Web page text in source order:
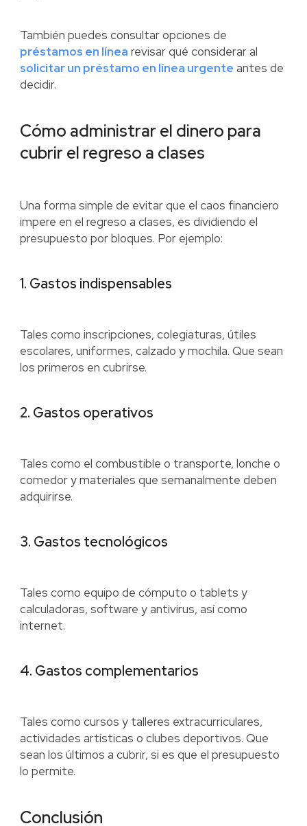
También puedes consultar opciones de
préstamos en línea revisar qué considerar al
solicitar un préstamo en línea urgente antes de
decidir.
Cómo administrar el dinero para
cubrir el regreso a clases
Una forma simple de evitar que el caos financiero
impere en el regreso a clases, es dividiendo el
presupuesto por bloques. Por ejemplo:
1. Gastos indispensables
Tales como inscripciones, colegiaturas, útiles
escolares, uniformes, calzado y mochila. Que sean
los primeros en cubrirse.
2. Gastos operativos
Tales como el combustible o transporte, lonche o
comedor y materiales que semanalmente deben
adquirirse.
3. Gastos tecnológicos
Tales como equipo de cómputo o tablets y
calculadoras, software y antivirus, así como
internet.
4. Gastos complementarios
Tales como cursos y talleres extracurriculares,
actividades artísticas o clubes deportivos. Que
sean los últimos a cubrir, si es que el presupuesto
lo permite.
Conclusión